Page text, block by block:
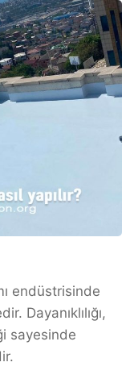
endüstrisinde
Dayanıklılığı,
sayesinde